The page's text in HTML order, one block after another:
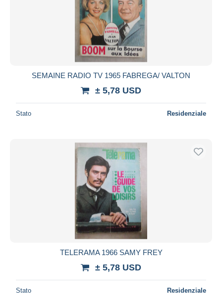
SEMAINE RADIO TV 1965 FABREGA/ VALTON
± 5,78 USD
Stato Residenziale
TELERAMA 1966 SAMY FREY
± 5,78 USD
Stato Residenziale